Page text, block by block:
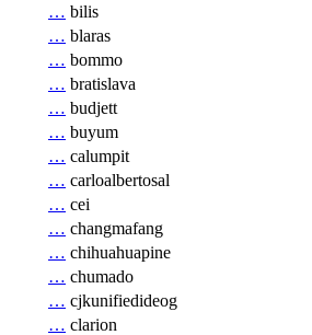
… bilis
… blaras
… bommo
… bratislava
… budjett
… buyum
… calumpit
… carloalbertosal
… cei
… changmafang
… chihuahuapine
… chumado
… cjkunifiedideog
… clarion